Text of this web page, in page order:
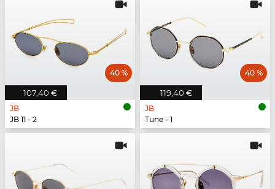
107,40 €
40 %
JB
JB 11 - 2
119,40 €
40 %
JB
Tune - 1